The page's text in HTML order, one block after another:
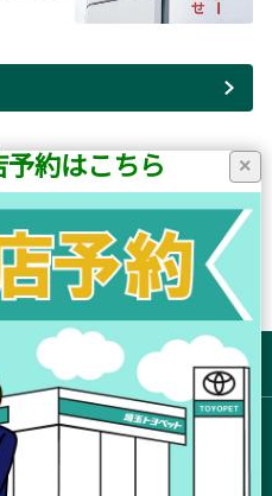
ページ中)
次のページ
ップ
×
約はこちら